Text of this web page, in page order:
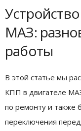
МАЗ:
работы
В этой статье мы
КПП в двигателе
по ремонту и также
переключения